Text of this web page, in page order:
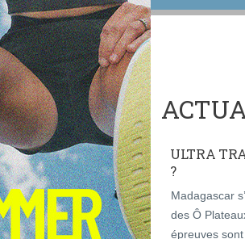
ULTRA
?
Madagascar
des Ô
épreuves